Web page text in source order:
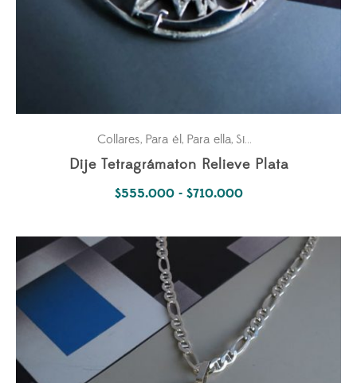
Collares, Para él, Para ella, Simbología Del Alma
Dije Tetragrámaton Relieve Plata
$555.000 - $710.000Rango
precios:
desde
$555.000
hasta
$710.000